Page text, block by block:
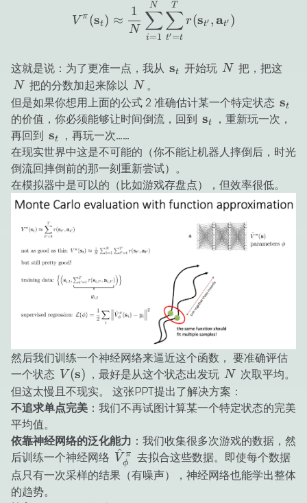
V^\pi(\mathbf{s}_t)
V π (st) ≈
N
1
i=1
∑
N
t′=t
∑
T
r(st′ ,at′ )
这就是说：为了更准一点，我从 \mathbf{s}_t
st 开始玩 N
N 把，把这
N 把的分数加起来除以 N
N 。
但是如果你想用上面的公式 2 准确估计某一个特定状态 st
的价值，你必须能够让时间倒流，回到 \mathbf{s}_t
st
，重新玩一次，
再回到 \mathbf{s}_t
st
，再玩一次……
在现实世界中这是不可能的（你不能让机器人摔倒后，时光
倒流回摔倒前的那一刻重新尝试）。
在模拟器中是可以的（比如游戏存盘点），但效率很低。
然后我们训练一个神经网络来逼近这个函数， 要准确评估
一个状态 V(\mathbf{s})
V (s) ，最好是从这个状态出发玩 N
N 次取平均。
但这太慢且不现实。 这张PPT提出了解决方案：
不追求单点完美 ：我们不再试图计算某一个特定状态的完美
平均值。
依靠神经网络的泛化能力 ：我们收集很多次游戏的数据，然
后训练一个神经网络 \hat{V}_\phi^\pi
V
^
ϕ
π
去拟合这些数据。即使每个数据
点只有一次采样的结果（有噪声），神经网络也能学出整体
的趋势。